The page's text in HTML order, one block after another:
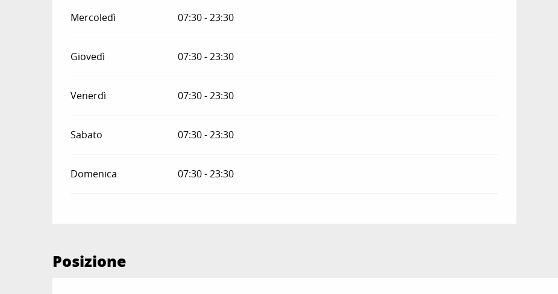
Mercoledì 07:30 - 23:30
Giovedì 07:30 - 23:30
Venerdì 07:30 - 23:30
Sabato 07:30 - 23:30
Domenica 07:30 - 23:30
Posizione